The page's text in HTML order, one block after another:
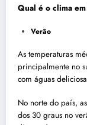
Qual é o clima em
Verão
As temperaturas
principalmente no
com águas
No norte do país,
dos 30 graus no